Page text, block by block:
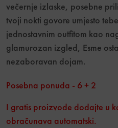
večernje izlaske, posebne
tvoji nokti govore umjesto
jednostavnim outfitom kao
glamurozan izgled, Esme
nezaboravan dojam.
Posebna ponuda - 6 + 2
I gratis proizvode dodajte u
obračunava automatski.